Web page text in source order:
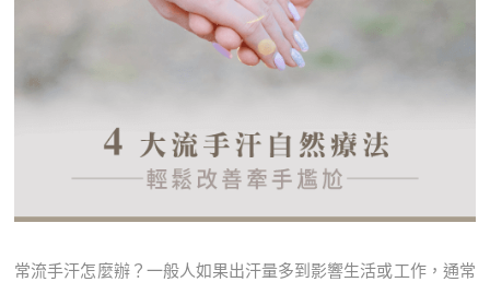
常流手汗怎麼辦？一般人如果出汗量多到影響生活或工作，通常